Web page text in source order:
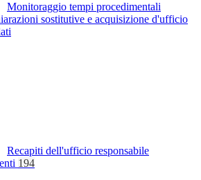
Monitoraggio tempi procedimentali
sostitutive e acquisizione d'ufficio
Recapiti dell'ufficio responsabile
194